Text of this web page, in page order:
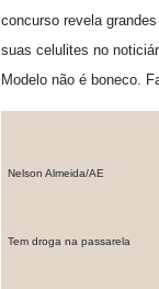
concurso revela
suas celulites no
Modelo não é boneco.
Nelson Almeida/AE
Tem droga na passarela